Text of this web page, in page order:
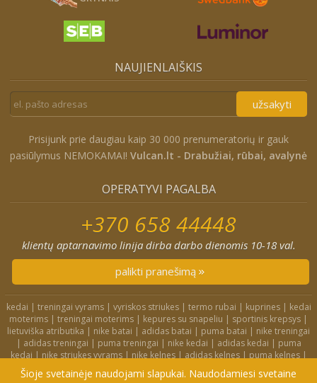
NAUJIENLAIŠKIS
užsakyti
Prisijunk prie daugiau kaip 30 000 prenumeratorių ir gauk
pasiūlymus NEMOKAMAI! Vulcan.lt - Drabužiai, rūbai, avalynė
OPERATYVI PAGALBA
+370 658 44448
klientų aptarnavimo linija dirba darbo dienomis 10-18 val.
palikti pranešimą
kedai | treningai vyrams| vyriskos striukes| termo rubai | kuprines| kedai
moterims | treningai moterims | kepures su snapeliu | sportinis krepsys |
lietuviška atributika | nike batai | adidas batai | puma batai | nike treningai
| adidas treningai | puma treningai | nike kedai | adidas kedai | puma
kedai | nike striukes vyrams| nike kelnes| adidas kelnes| puma kelnes|
nike kuprines
nike kojines nike treningai moterims
adidas striukes|nike dzemperiai|nike tampres
Šioje svetainėje naudojami slapukai. Naudodamiesi svetaine